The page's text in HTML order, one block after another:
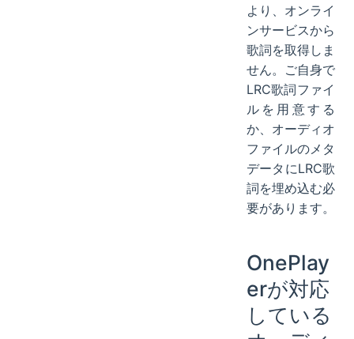
より、オンライ
ンサービスから
歌詞を取得しま
せん。ご自身で
LRC歌詞ファイ
ルを用意する
か、オーディオ
ファイルのメタ
データにLRC歌
詞を埋め込む必
要があります。
OnePlay
erが対応
している